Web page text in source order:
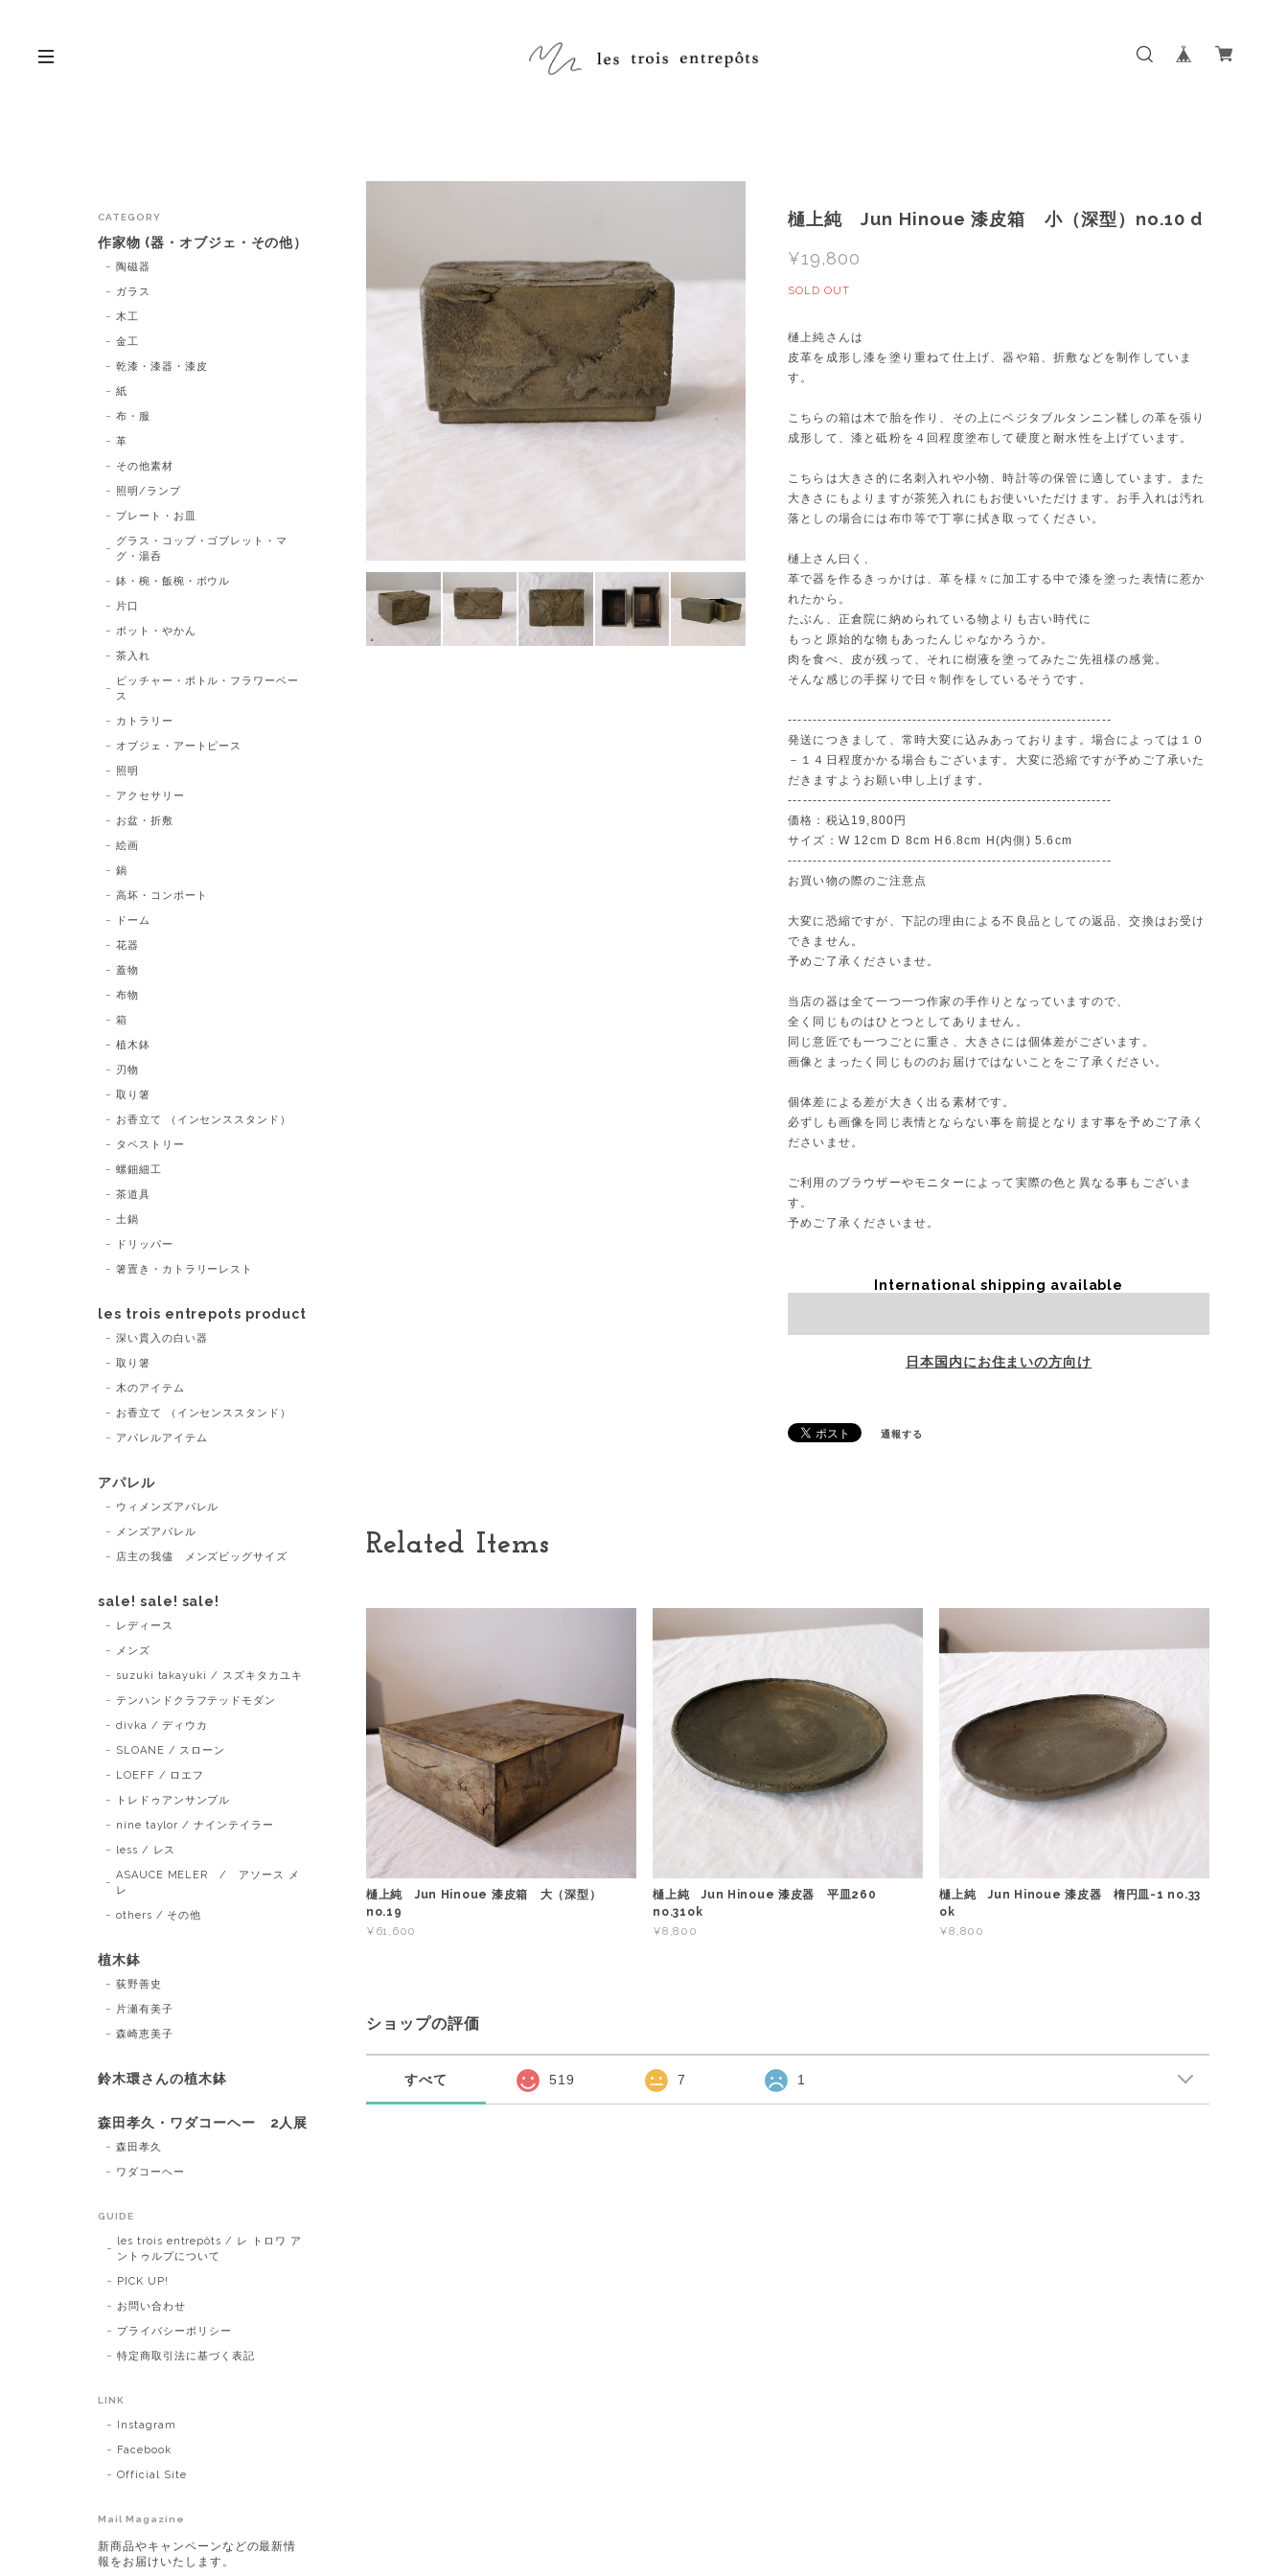
樋上純 Jun Hinoue 漆皮箱 小（深型）no.10 d
¥19,800
SOLD OUT
樋上純さんは
皮革を成形し漆を塗り重ねて仕上げ、器や箱、折敷などを制作していま
す。
こちらの箱は木で胎を作り、その上にベジタブルタンニン鞣しの革を張り
成形して、漆と砥粉を４回程度塗布して硬度と耐水性を上げています。
こちらは大きさ的に名刺入れや小物、時計等の保管に適しています。また
大きさにもよりますが茶筅入れにもお使いいただけます。お手入れは汚れ
落としの場合には布巾等で丁寧に拭き取ってください。
樋上さん曰く、
革で器を作るきっかけは、革を様々に加工する中で漆を塗った表情に惹か
れたから。
たぶん、正倉院に納められている物よりも古い時代に
もっと原始的な物もあったんじゃなかろうか。
肉を食べ、皮が残って、それに樹液を塗ってみたご先祖様の感覚。
そんな感じの手探りで日々制作をしているそうです。
-----------------------------------------------------------------
発送につきまして、常時大変に込みあっております。場合によっては１０
－１４日程度かかる場合もございます。大変に恐縮ですが予めご了承いた
だきますようお願い申し上げます。
-----------------------------------------------------------------
価格：税込19,800円
サイズ：W 12cm D 8cm H6.8cm H(内側) 5.6cm
-----------------------------------------------------------------
お買い物の際のご注意点
大変に恐縮ですが、下記の理由による不良品としての返品、交換はお受け
できません。
予めご了承くださいませ。
当店の器は全て一つ一つ作家の手作りとなっていますので、
全く同じものはひとつとしてありません。
同じ意匠でも一つごとに重さ、大きさには個体差がございます。
画像とまったく同じもののお届けではないことをご了承ください。
個体差による差が大きく出る素材です。
必ずしも画像を同じ表情とならない事を前提となります事を予めご了承く
ださいませ。
ご利用のブラウザーやモニターによって実際の色と異なる事もございま
す。
予めご了承くださいませ。
International shipping available
日本国内にお住まいの方向け
通報する
Related Items
樋上純 Jun Hinoue 漆皮箱 大（深型）
no.19
¥61,600
樋上純 Jun Hinoue 漆皮器 平皿260
no.31ok
¥8,800
樋上純 Jun Hinoue 漆皮器 楕円皿-1 no.33
ok
¥8,800
ショップの評価
すべて 519 7 1
CATEGORY
作家物 (器・オブジェ・その他）
陶磁器
ガラス
木工
金工
乾漆・漆器・漆皮
紙
布・服
革
その他素材
照明/ランプ
プレート・お皿
グラス・コップ・ゴブレット・マ
グ・湯呑
鉢・椀・飯椀・ボウル
片口
ポット・やかん
茶入れ
ピッチャー・ボトル・フラワーベー
ス
カトラリー
オブジェ・アートピース
照明
アクセサリー
お盆・折敷
絵画
鍋
高坏・コンポート
ドーム
花器
蓋物
布物
箱
植木鉢
刃物
取り箸
お香立て （インセンススタンド）
タペストリー
螺鈿細工
茶道具
土鍋
ドリッパー
箸置き・カトラリーレスト
les trois entrepots product
深い貫入の白い器
取り箸
木のアイテム
お香立て （インセンススタンド）
アパレルアイテム
アパレル
ウィメンズアパレル
メンズアパレル
店主の我儘 メンズビッグサイズ
sale! sale! sale!
レディース
メンズ
suzuki takayuki / スズキタカユキ
テンハンドクラフテッドモダン
divka / ディウカ
SLOANE / スローン
LOEFF / ロエフ
トレドゥアンサンブル
nine taylor / ナインテイラー
less / レス
ASAUCE MELER / アソース メ
レ
others / その他
植木鉢
荻野善史
片瀬有美子
森崎恵美子
鈴木環さんの植木鉢
森田孝久・ワダコーヘー 2人展
森田孝久
ワダコーヘー
GUIDE
les trois entrepôts / レ トロワ ア
ントゥルプについて
PICK UP!
お問い合わせ
プライバシーポリシー
特定商取引法に基づく表記
LINK
Instagram
Facebook
Official Site
Mail Magazine
新商品やキャンペーンなどの最新情
報をお届けいたします。